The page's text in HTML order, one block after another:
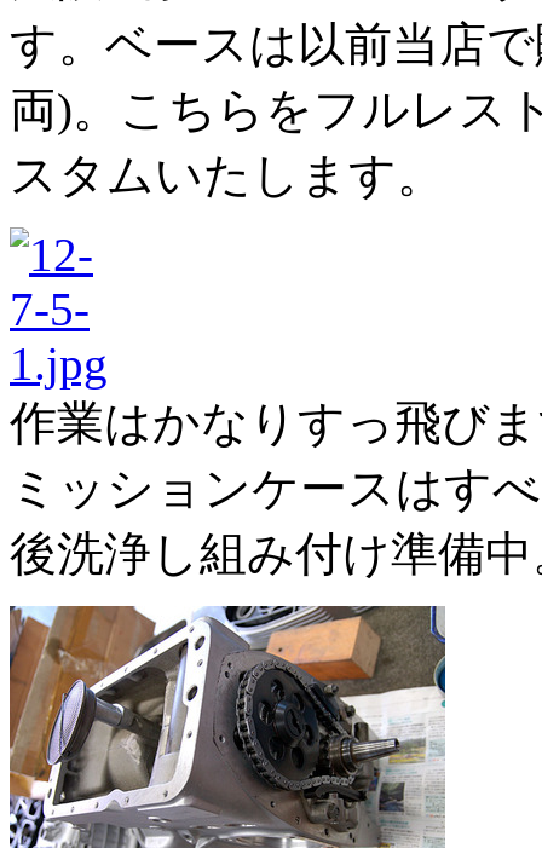
す。ベースは以前当店
両)。こちらをフルレス
スタムいたします。
作業はかなりすっ飛び
ミッションケースはす
後洗浄し組み付け準備